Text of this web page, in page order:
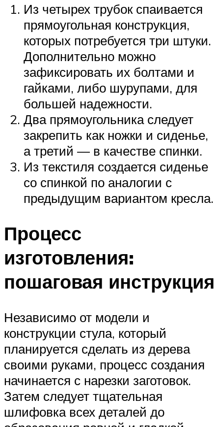
Из четырех трубок спаивается
прямоугольная конструкция,
которых потребуется три штуки.
Дополнительно можно
зафиксировать их болтами и
гайками, либо шурупами, для
большей надежности.
Два прямоугольника следует
закрепить как ножки и сиденье,
а третий — в качестве спинки.
Из текстиля создается сиденье
со спинкой по аналогии с
предыдущим вариантом кресла.
Процесс
изготовления:
пошаговая инструкция
Независимо от модели и
конструкции стула, который
планируется сделать из дерева
своими руками, процесс создания
начинается с нарезки заготовок.
Затем следует тщательная
шлифовка всех деталей до